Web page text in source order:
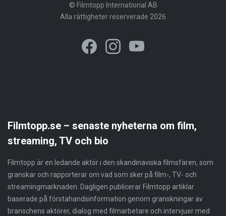
© Filmtopp International AB
Alla rättigheter reserverade 2026
Filmtopp.se – senaste nyheterna om film,
streaming, TV och bio
Filmtopp är en ledande aktör i den skandinaviska filmsfären, som
granskar och rapporterar om vad som sker på film-, TV- och
streamingmarknaden. Dagligen publicerar Filmtopp artiklar
baserade på förstahandsinformation genom granskningar av
branschens aktörer, dialog med filmarbetare och intervjuer med